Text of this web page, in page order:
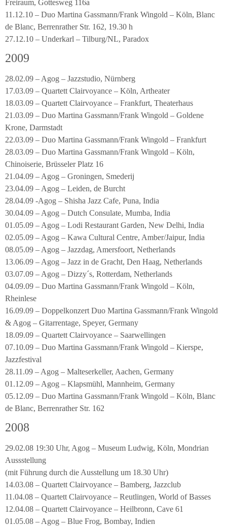
Freiraum, Gottesweg 116a
11.12.10 – Duo Martina Gassmann/Frank Wingold – Köln, Blanc
de Blanc, Berrenrather Str. 162, 19.30 h
27.12.10 – Underkarl – Tilburg/NL, Paradox
2009
28.02.09 – Agog – Jazzstudio, Nürnberg
17.03.09 – Quartett Clairvoyance – Köln, Artheater
18.03.09 – Quartett Clairvoyance – Frankfurt, Theaterhaus
21.03.09 – Duo Martina Gassmann/Frank Wingold – Goldene
Krone, Darmstadt
22.03.09 – Duo Martina Gassmann/Frank Wingold – Frankfurt
28.03.09 – Duo Martina Gassmann/Frank Wingold – Köln,
Chinoiserie, Brüsseler Platz 16
21.04.09 – Agog – Groningen, Smederij
23.04.09 – Agog – Leiden, de Burcht
28.04.09 -Agog – Shisha Jazz Cafe, Puna, India
30.04.09 – Agog – Dutch Consulate, Mumba, India
01.05.09 – Agog – Lodi Restaurant Garden, New Delhi, India
02.05.09 – Agog – Kawa Cultural Centre, Amber/Jaipur, India
08.05.09 – Agog – Jazzdag, Amersfoort, Netherlands
13.06.09 – Agog – Jazz in de Gracht, Den Haag, Netherlands
03.07.09 – Agog – Dizzy´s, Rotterdam, Netherlands
04.09.09 – Duo Martina Gassmann/Frank Wingold – Köln,
Rheinlese
16.09.09 – Doppelkonzert Duo Martina Gassmann/Frank Wingold
& Agog – Gitarrentage, Speyer, Germany
18.09.09 – Quartett Clairvoyance – Saarwellingen
07.10.09 – Duo Martina Gassmann/Frank Wingold – Kierspe,
Jazzfestival
28.11.09 – Agog – Malteserkeller, Aachen, Germany
01.12.09 – Agog – Klapsmühl, Mannheim, Germany
05.12.09 – Duo Martina Gassmann/Frank Wingold – Köln, Blanc
de Blanc, Berrenrather Str. 162
2008
29.02.08 19:30 Uhr, Agog – Museum Ludwig, Köln, Mondrian
Aussstellung
(mit Führung durch die Ausstellung um 18.30 Uhr)
14.03.08 – Quartett Clairvoyance – Bamberg, Jazzclub
11.04.08 – Quartett Clairvoyance – Reutlingen, World of Basses
12.04.08 – Quartett Clairvoyance – Heilbronn, Cave 61
01.05.08 – Agog – Blue Frog, Bombay, Indien